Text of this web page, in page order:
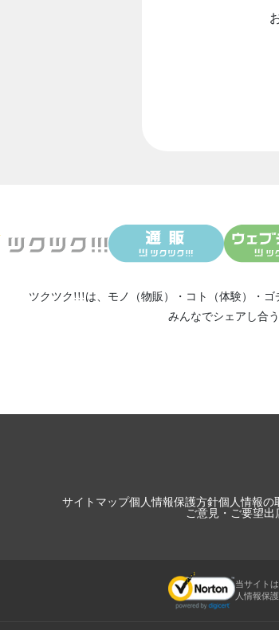
ツクツク!!!は、 モノ（物販） ・ コト（体験） ・ ゴ
みんなでシェアし合う
サイトマップ個人情報保護方針個人情報の
ご意見・ご要望出
当サイト
人情報保